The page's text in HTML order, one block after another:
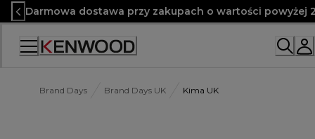
Skip
to
Content
Darmowa dostawa przy zakupach o wartości powyżej
Brand Days Brand Days UK Kima UK